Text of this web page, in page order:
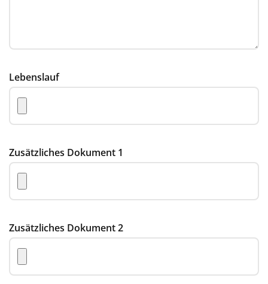
Lebenslauf
Zusätzliches Dokument 1
Zusätzliches Dokument 2